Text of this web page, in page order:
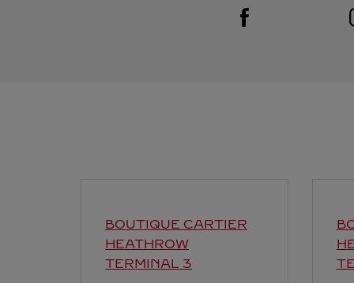
Visit us on Facebook
Link Opens in New Tab
BOUTIQUE CARTIER
HEATHROW
TERMINAL 3